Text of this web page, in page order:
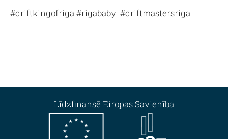
#driftkingofriga #rigababy #driftmastersriga
Līdzfinansē Eiropas Savienība